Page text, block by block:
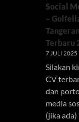
Social
–
Terbaru
7 JULI 2025
Silakan
CV
dan
media
(jika ada)